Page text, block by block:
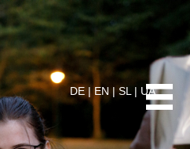
DE | EN |SL | UA